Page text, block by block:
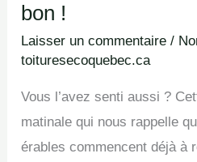
bon !
Laisser un commentaire /
toituresecoquebec.ca
Vous l’avez senti aussi ?
matinale qui nous rappelle
érables commencent déjà à